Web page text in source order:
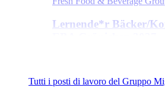
Lernende*​r Bäcker/​
Tutti i posti di lavoro del Gruppo